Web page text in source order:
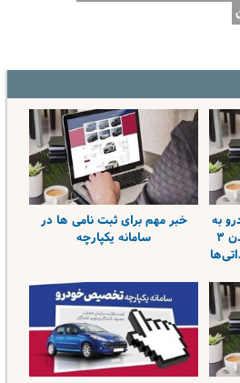
به
قیمت نمایندگی | اضافه شدن ۳
خبر مهم برای ثبت نامی ها در
سامانه یکپارچه